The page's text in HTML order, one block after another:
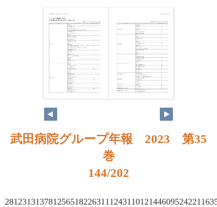
武田病院グループ年報 2023 第35
巻
144/202